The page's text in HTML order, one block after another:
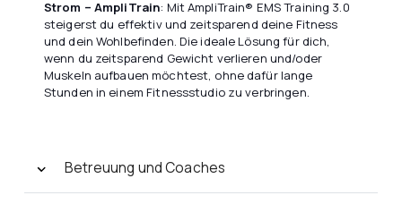
Strom – AmpliTrain: Mit AmpliTrain® EMS Training 3.0
steigerst du effektiv und zeitsparend deine Fitness
und dein Wohlbefinden. Die ideale Lösung für dich,
wenn du zeitsparend Gewicht verlieren und/oder
Muskeln aufbauen möchtest, ohne dafür lange
Stunden in einem Fitnessstudio zu verbringen.
Betreuung und Coaches